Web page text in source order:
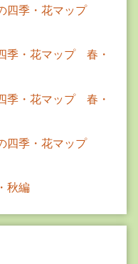
四季・花マップ
季・花マップ 春・
季・花マップ 春・
四季・花マップ
秋編